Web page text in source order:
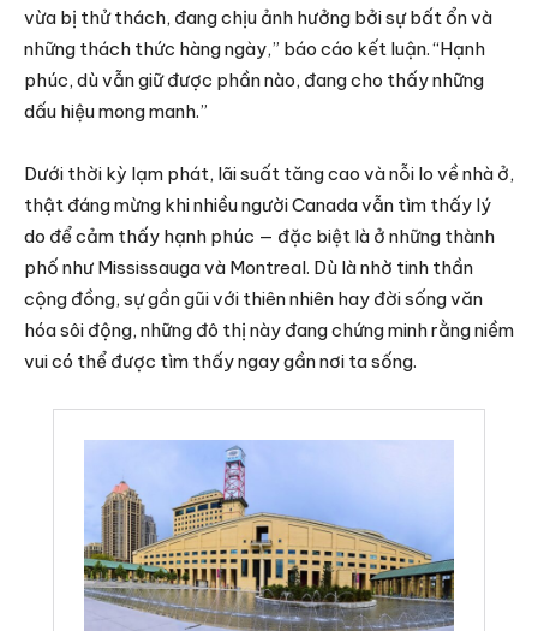
vừa bị thử thách, đang chịu ảnh hưởng bởi sự bất ổn và
những thách thức hàng ngày,” báo cáo kết luận. “Hạnh
phúc, dù vẫn giữ được phần nào, đang cho thấy những
dấu hiệu mong manh.”
Dưới thời kỳ lạm phát, lãi suất tăng cao và nỗi lo về nhà ở,
thật đáng mừng khi nhiều người Canada vẫn tìm thấy lý
do để cảm thấy hạnh phúc — đặc biệt là ở những thành
phố như Mississauga và Montreal. Dù là nhờ tinh thần
cộng đồng, sự gần gũi với thiên nhiên hay đời sống văn
hóa sôi động, những đô thị này đang chứng minh rằng niềm
vui có thể được tìm thấy ngay gần nơi ta sống.